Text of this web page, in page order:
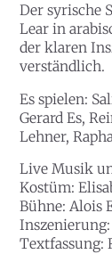
Der syrische
Lear in
der klaren
verständlich.
Es spielen:
Gerard Es,
Lehner,
Live Musik
Kostüm:
Bühne: Alois
Textfassung: